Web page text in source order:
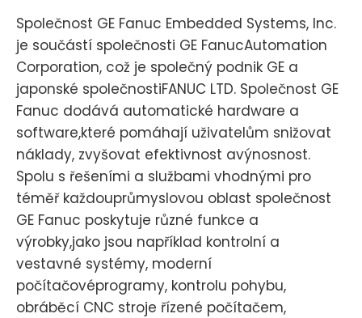
Společnost GE Fanuc Embedded Systems, Inc.
je součástí společnosti GE FanucAutomation
Corporation, což je společný podnik GE a
japonské společnostiFANUC LTD. Společnost GE
Fanuc dodává automatické hardware a
software,které pomáhají uživatelům snižovat
náklady, zvyšovat efektivnost avýnosnost.
Spolu s řešeními a službami vhodnými pro
téměř každouprůmyslovou oblast společnost
GE Fanuc poskytuje různé funkce a
výrobky,jako jsou například kontrolní a
vestavné systémy, moderní
počítačovéprogramy, kontrolu pohybu,
obráběcí CNC stroje řízené počítačem,